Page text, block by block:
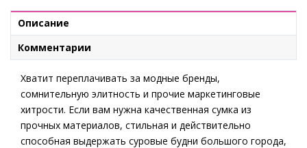
Описание
Комментарии
Хватит переплачивать за модные бренды,
сомнительную элитность и прочие маркетинговые
хитрости. Если вам нужна качественная сумка из
прочных материалов, стильная и действительно
способная выдержать суровые будни большого города,